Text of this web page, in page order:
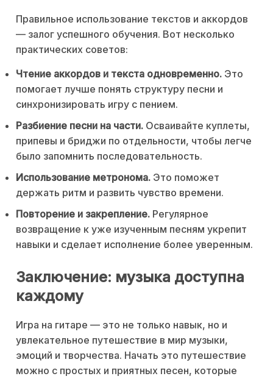
Правильное использование текстов и аккордов
— залог успешного обучения. Вот несколько
практических советов:
Чтение аккордов и текста одновременно. Это
помогает лучше понять структуру песни и
синхронизировать игру с пением.
Разбиение песни на части. Осваивайте куплеты,
припевы и бриджи по отдельности, чтобы легче
было запомнить последовательность.
Использование метронома. Это поможет
держать ритм и развить чувство времени.
Повторение и закрепление. Регулярное
возвращение к уже изученным песням укрепит
навыки и сделает исполнение более уверенным.
Заключение: музыка доступна
каждому
Игра на гитаре — это не только навык, но и
увлекательное путешествие в мир музыки,
эмоций и творчества. Начать это путешествие
можно с простых и приятных песен, которые